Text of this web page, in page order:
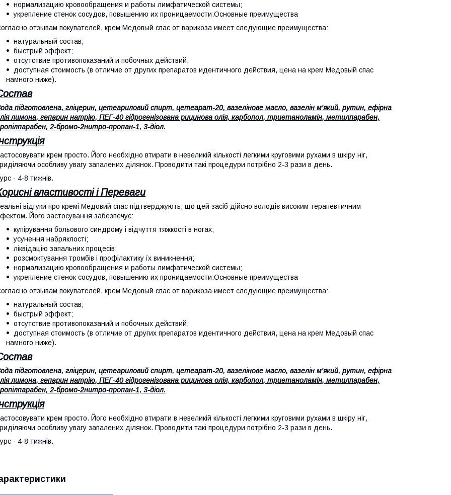
нормализацию кровообращения и работы лимфатической системы;
укрепление стенок сосудов, повышению их проницаемости.Основные преимущества
отзывам покупателей, крем Медовый спас от варикоза имеет следующие преимущества:
натуральный состав;
быстрый эффект;
отсутствие противопоказаний и побочных действий;
доступная стоимость (в отличие от других препаратов идентичного действия, цена на крем Медовый спас
намного ниже).
підготовлена, гліцерин, цетеариловий спирт, цетеарат-20, вазелінове масло, вазелін м'який, рутин, ефірна
лимона, гепарин натрію, ПЕГ-40 гідрогенізована рицинова олія, карбопол, триетаноламін, метилпарабен,
2-бромо-2нитро-пропан-1, 3-діол.
крем просто. Його необхідно втирати в невеликій кількості легкими круговими рухами в шкіру ніг,
особливу увагу запалених ділянок. Проводити такі процедури потрібно 2-3 рази в день.
- 4-8 тижнів.
властивості і Переваги
відгуки про кремі Медовий спас підтверджують, що цей засіб дійсно володіє високим терапевтичним
Його застосування забезпечує:
купірування больового синдрому і відчуття тяжкості в ногах;
усунення набряклості;
ліквідацію запальних процесів;
розсмоктування тромбів і профілактику їх виникнення;
нормализацию кровообращения и работы лимфатической системы;
укрепление стенок сосудов, повышению их проницаемости.Основные преимущества
отзывам покупателей, крем Медовый спас от варикоза имеет следующие преимущества:
натуральный состав;
быстрый эффект;
отсутствие противопоказаний и побочных действий;
доступная стоимость (в отличие от других препаратов идентичного действия, цена на крем Медовый спас
намного ниже).
підготовлена, гліцерин, цетеариловий спирт, цетеарат-20, вазелінове масло, вазелін м'який, рутин, ефірна
лимона, гепарин натрію, ПЕГ-40 гідрогенізована рицинова олія, карбопол, триетаноламін, метилпарабен,
2-бромо-2нитро-пропан-1, 3-діол.
крем просто. Його необхідно втирати в невеликій кількості легкими круговими рухами в шкіру ніг,
особливу увагу запалених ділянок. Проводити такі процедури потрібно 2-3 рази в день.
- 4-8 тижнів.